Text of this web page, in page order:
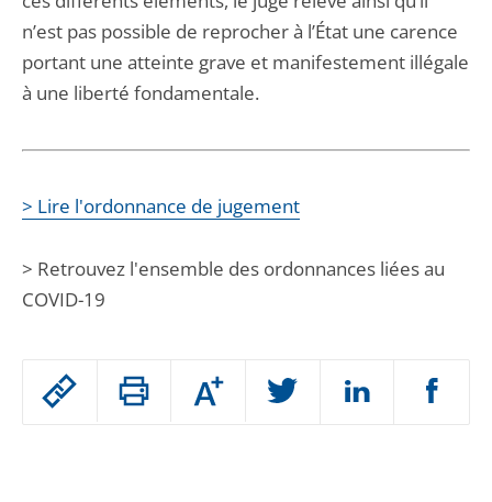
Passer
Augmenter
ou
n’est pas possible de reprocher à l’État une carence
portant une atteinte grave et manifestement illégale
à une liberté fondamentale.
> Lire l'ordonnance de jugement
> Retrouvez l'ensemble des ordonnances liées au
COVID-19